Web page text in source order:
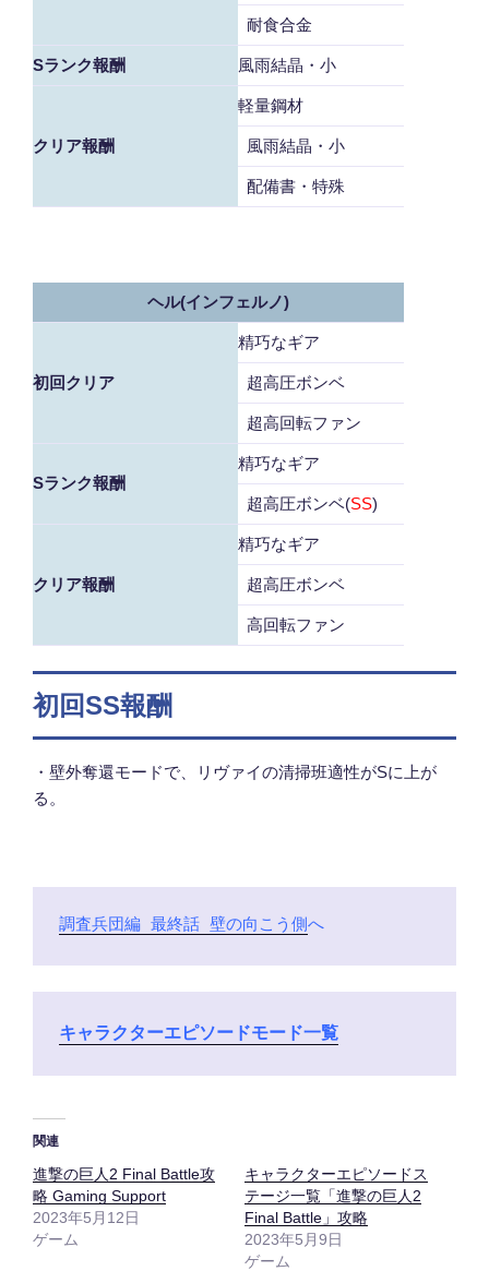
耐食合金
Sランク報酬 風雨結晶・小
クリア報酬
軽量鋼材
風雨結晶・小
配備書・特殊
ヘル(インフェルノ)
初回クリア
精巧なギア
超高圧ボンベ
超高回転ファン
Sランク報酬
精巧なギア
超高圧ボンベ(SS)
クリア報酬
精巧なギア
超高圧ボンベ
高回転ファン
初回SS報酬
・壁外奪還モードで、リヴァイの清掃班適性がSに上が
る。
調査兵団編 最終話 壁の向こう側へ
キャラクターエピソードモード一覧
関連
進撃の巨人2 Final Battle攻
略 Gaming Support
2023年5月12日
ゲーム
キャラクターエピソードス
テージ一覧「進撃の巨人2
Final Battle」攻略
2023年5月9日
ゲーム